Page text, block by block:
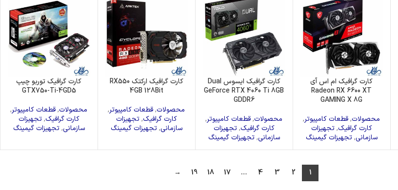
کارت گرافیک ام اس آی
Radeon RX 6600 XT
GAMING X 8G
محصولات,قطعات کامپیوتر,
کارت گرافیک,تجهیزات
سازمانی,تجهیزات گیمینگ
کارت گرافیک ایسوس Dual
GeForce RTX 4060 Ti 8GB
GDDR6
محصولات,قطعات کامپیوتر,
کارت گرافیک,تجهیزات
سازمانی,تجهیزات گیمینگ
کارت گرافیک ارکتک RX550
4GB 128Bit
محصولات,قطعات کامپیوتر,
کارت گرافیک,تجهیزات
سازمانی,تجهیزات گیمینگ
کارت گرافیک توربو چیپ
GTX750-Ti-4GD5
محصولات,قطعات کامپیوتر,
کارت گرافیک,تجهیزات
سازمانی,تجهیزات گیمینگ
1
2
3
4
…
17
18
19
→